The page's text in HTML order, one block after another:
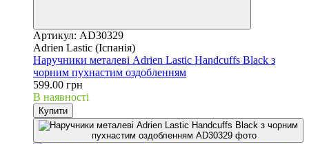
Артикул: AD30329
Adrien Lastic (Іспанія)
Наручники металеві Adrien Lastic Handcuffs Black з
чорним пухнастим оздобленням
599.00 грн
В наявності
Купити